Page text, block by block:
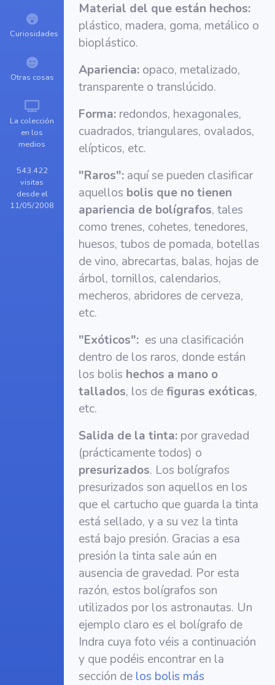
Curiosidades
Otras cosas
La colección
en los
medios
543.422
visitas
desde el
11/05/2008
Material del que están hechos:
plástico, madera, goma, metálico o
bioplástico.
Apariencia: opaco, metalizado,
transparente o translúcido.
Forma: redondos, hexagonales,
cuadrados, triangulares, ovalados,
elípticos, etc.
"Raros": aquí se pueden clasificar
aquellos bolis que no tienen
apariencia de bolígrafos, tales
como trenes, cohetes, tenedores,
huesos, tubos de pomada, botellas
de vino, abrecartas, balas, hojas de
árbol, tornillos, calendarios,
mecheros, abridores de cerveza,
etc.
"Exóticos": es una clasificación
dentro de los raros, donde están
los bolis hechos a mano o
tallados, los defiguras exóticas,
etc.
Salida de la tinta: por gravedad
(prácticamente todos) o
presurizados. Los bolígrafos
presurizados son aquellos en los
que el cartucho que guarda la tinta
está sellado, y a su vez la tinta
está bajo presión. Gracias a esa
presión la tinta sale aún en
ausencia de gravedad. Por esta
razón, estos bolígrafos son
utilizados por los astronautas. Un
ejemplo claro es el bolígrafo de
Indra cuya foto véis a continuación
y que podéis encontrar en la
sección de los bolis más